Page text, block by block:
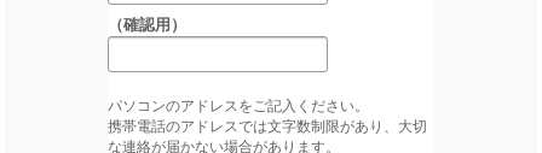
（確認用）
パソコンのアドレスをご記入ください。
携帯電話のアドレスでは文字数制限があり、大切
な連絡が届かない場合があります。